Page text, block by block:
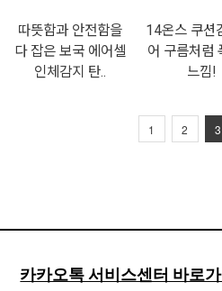
따뜻함과 안전함을
다 잡은 보국 에어셀
인체감지 탄..
14온스 쿠션
어 구름처럼
느낌!
1 2 3
카카오톡 서비스센터 바로